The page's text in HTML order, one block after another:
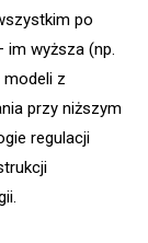
po
im wyższa (np.
z
przy niższym
regulacji